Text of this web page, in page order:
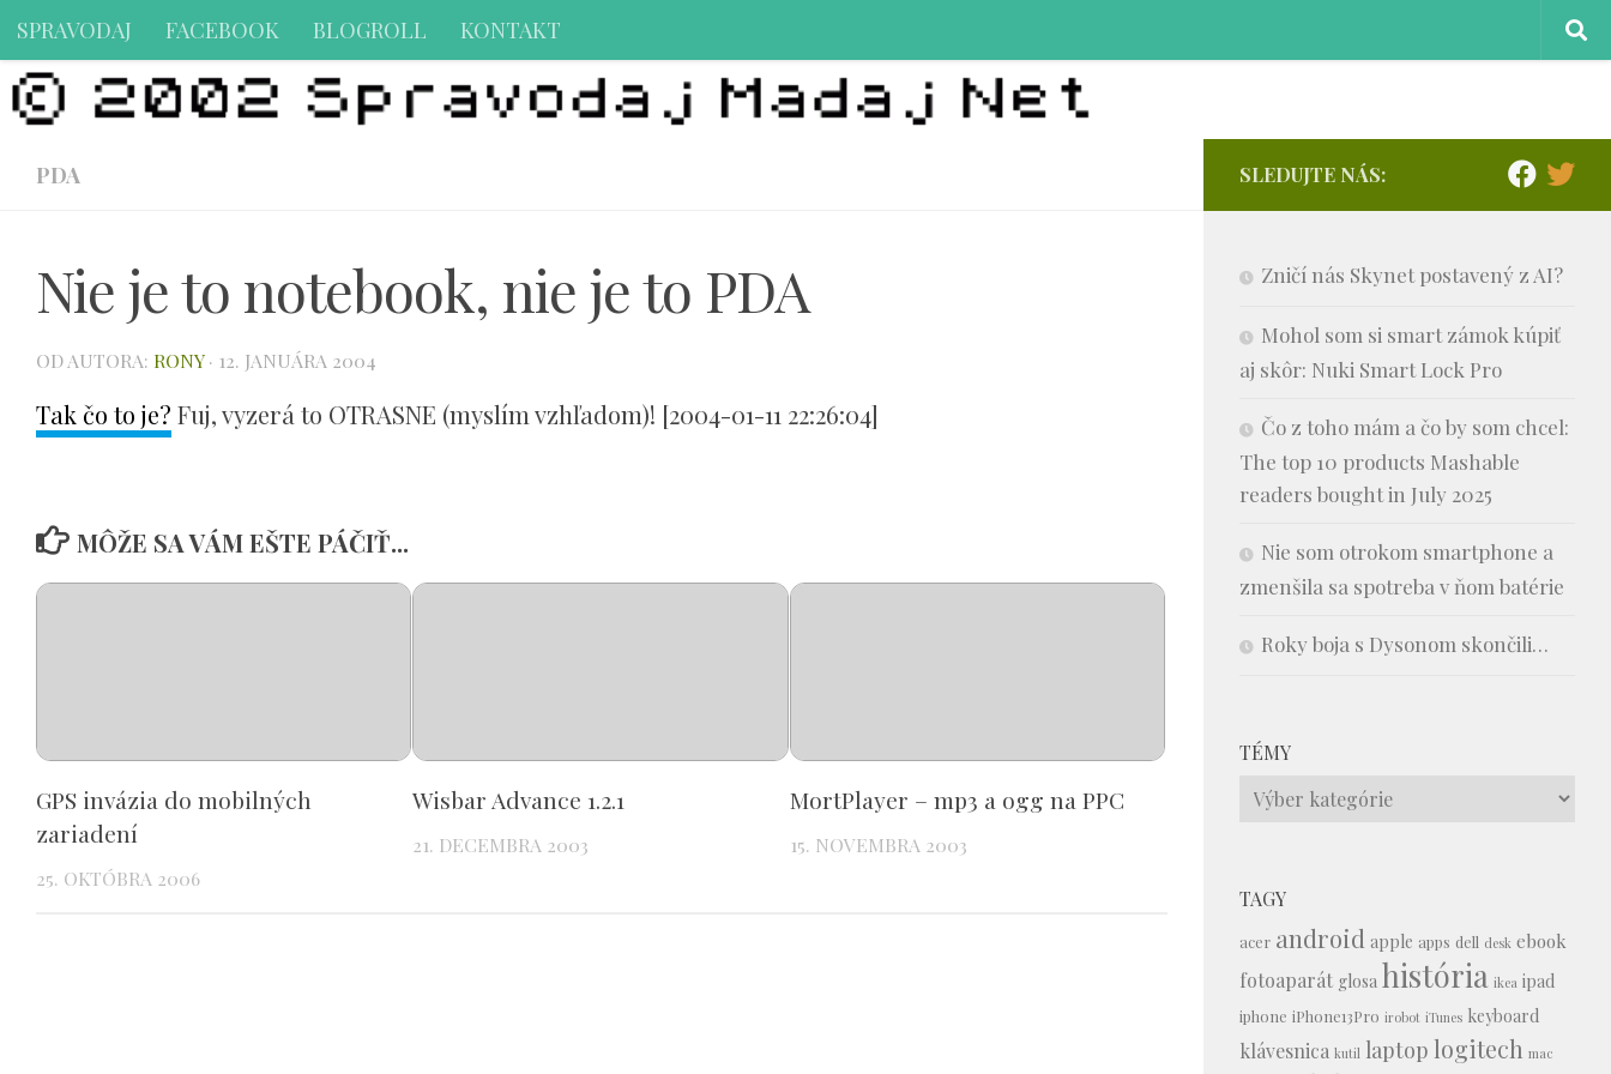
Preskočiť na obsah
SPRAVODAJ FACEBOOK BLOGROLL KONTAKT
PDA
Nie je to notebook, nie je to PDA
OD AUTORA: RONY · 12. JANUÁRA 2004
Tak čo to je? Fuj, vyzerá to OTRASNE (myslím vzhľadom)! [2004-01-11 22:26:04]
MÔŽE SA VÁM EŠTE PÁČIŤ...
GPS invázia do mobilných
zariadení
25. OKTÓBRA 2006
Wisbar Advance 1.2.1
21. DECEMBRA 2003
MortPlayer – mp3 a ogg na PPC
15. NOVEMBRA 2003
SLEDUJTE NÁS:
Zničí nás Skynet postavený z AI?
Mohol som si smart zámok kúpiť
aj skôr: Nuki Smart Lock Pro
Čo z toho mám a čo by som chcel:
The top 10 products Mashable
readers bought in July 2025
Nie som otrokom smartphone a
zmenšila sa spotreba v ňom batérie
Roky boja s Dysonom skončili…
TÉMY
Témy
TAGY
acer android apple apps dell desk ebook
fotoaparát glosa história ikea ipad
iphone iPhone13Pro irobot iTunes keyboard
klávesnica kutil laptop logitech mac